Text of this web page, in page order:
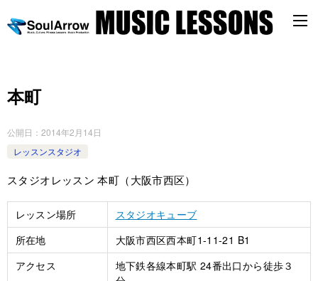
本町
公開日： 2014年2月14日
レッスンスタジオ
スタジオレッスン 本町（大阪市西区）
レッスン場所
スタジオキューブ
所在地
大阪市西区西本町1-11-21 B1
アクセス
地下鉄各線本町駅 24番出口から徒歩３